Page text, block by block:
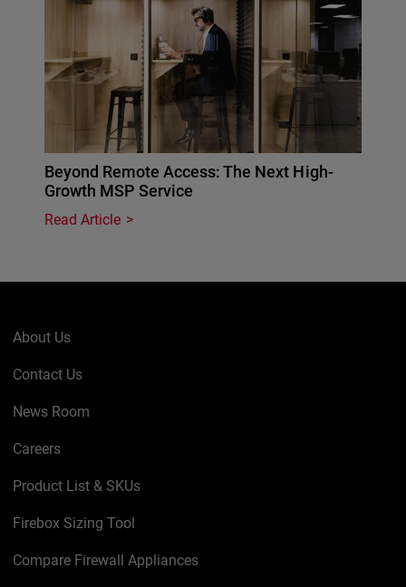
Beyond Remote Access: The Next High-
Growth MSP Service
Read Article
About Us
Contact Us
News Room
Careers
Product List & SKUs
Firebox Sizing Tool
Compare Firewall Appliances